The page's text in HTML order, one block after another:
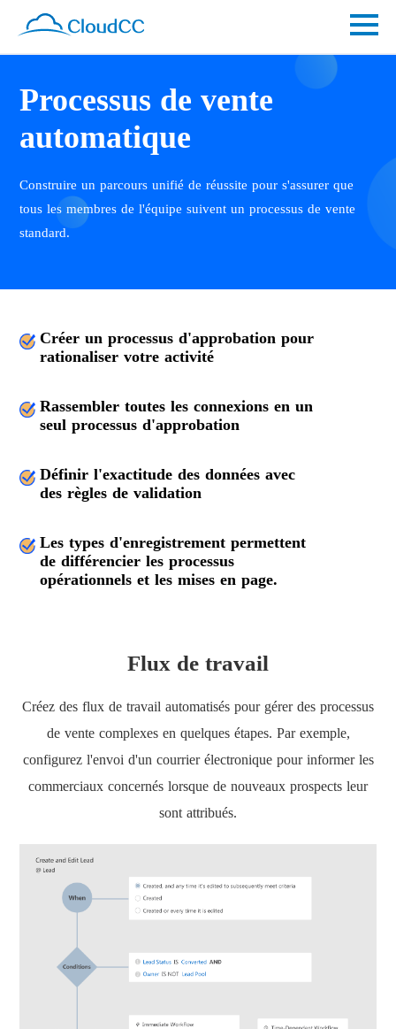
Processus de vente
automatique
Construire un parcours unifié de réussite pour s'assurer que
tous les membres de l'équipe suivent un processus de vente
standard.
Créer un processus d'approbation pour
rationaliser votre activité
Rassembler toutes les connexions en un
seul processus d'approbation
Définir l'exactitude des données avec
des règles de validation
Les types d'enregistrement permettent
de différencier les processus
opérationnels et les mises en page.
Flux de travail
Créez des flux de travail automatisés pour gérer des processus
de vente complexes en quelques étapes. Par exemple,
configurez l'envoi d'un courrier électronique pour informer les
commerciaux concernés lorsque de nouveaux prospects leur
sont attribués.